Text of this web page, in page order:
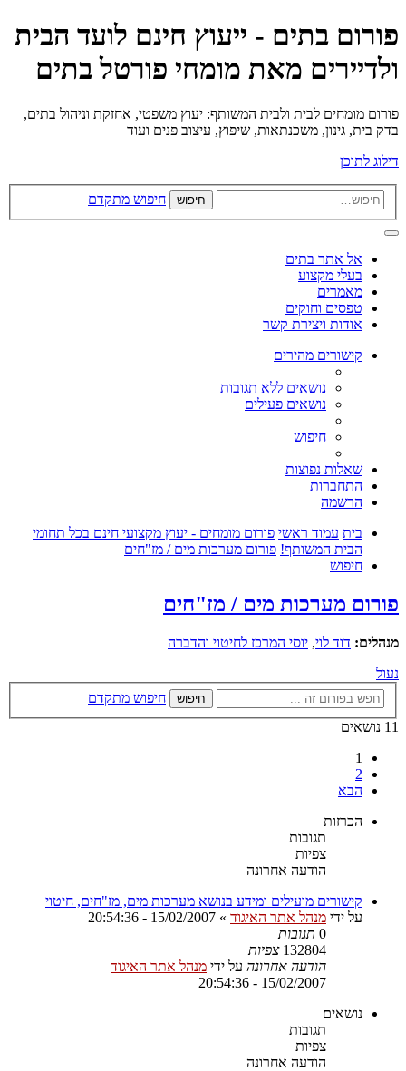
פורום בתים - ייעוץ חינם לועד הבית
ולדיירים מאת מומחי פורטל בתים
פורום מומחים לבית ולבית המשותף: יעוץ משפטי, אחזקת וניהול בתים,
בדק בית, גינון, משכנתאות, שיפוץ, עיצוב פנים ועוד
דילוג לתוכן
חיפוש חיפוש מתקדם
אל אתר בתים
בעלי מקצוע
מאמרים
טפסים וחוקים
אודות ויצירת קשר
קישורים מהירים
נושאים ללא תגובות
נושאים פעילים
חיפוש
שאלות נפוצות
התחברות
הרשמה
בית עמוד ראשי פורום מומחים - יעוץ מקצועי חינם בכל תחומי
הבית המשותף! פורום מערכות מים / מז"חים
חיפוש
פורום מערכות מים / מז"חים
מנהלים: דוד לוי, יוסי המרכז לחיטוי והדברה
נעול
חיפוש
חיפוש מתקדם
11 נושאים
1
2
הבא
הכרזות
תגובות
צפיות
הודעה אחרונה
קישורים מועילים ומידע בנושא מערכות מים, מז"חים, חיטוי
על ידי מנהל אתר האיגוד »
15/02/2007 - 20:54:36
0 תגובות
132804 צפיות
הודעה אחרונה על ידי מנהל אתר האיגוד
15/02/2007 - 20:54:36
נושאים
תגובות
צפיות
הודעה אחרונה